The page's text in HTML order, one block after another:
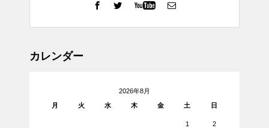
カレンダー
2026年8月
月
火 水 木 金 土 日
1 2